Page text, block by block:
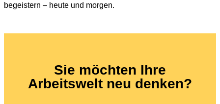
begeistern – heute und morgen.
Sie möchten Ihre
Arbeitswelt neu denken?